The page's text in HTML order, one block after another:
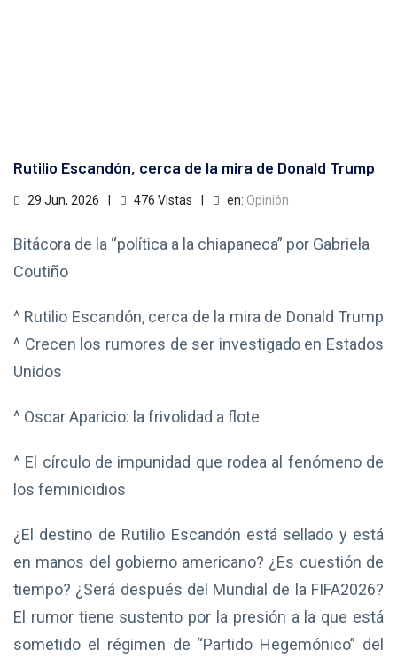
Rutilio Escandón, cerca de la mira de Donald Trump
29 Jun, 2026 476 Vistas en: Opinión
Bitácora de la “política a la chiapaneca” por Gabriela
Coutiño
^ Rutilio Escandón, cerca de la mira de Donald Trump
^ Crecen los rumores de ser investigado en Estados
Unidos
^ Oscar Aparicio: la frivolidad a flote
^ El círculo de impunidad que rodea al fenómeno de
los feminicidios
¿El destino de Rutilio Escandón está sellado y está
en manos del gobierno americano? ¿Es cuestión de
tiempo? ¿Será después del Mundial de la FIFA2026?
El rumor tiene sustento por la presión a la que está
sometido el régimen de “Partido Hegemónico” del